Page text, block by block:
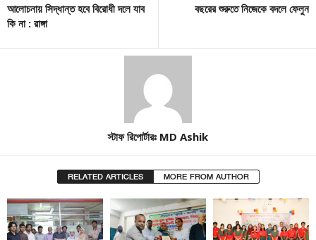
আলোচনায় সিদ্ধান্ত হবে বিরোধী দলে যাব
কি না : রাঙ্গা
বছরের শুরুতে নিজেকে বদলে ফেলুন
স্টাফ রিপোর্টারঃ MD Ashik
RELATED ARTICLES MORE FROM AUTHOR